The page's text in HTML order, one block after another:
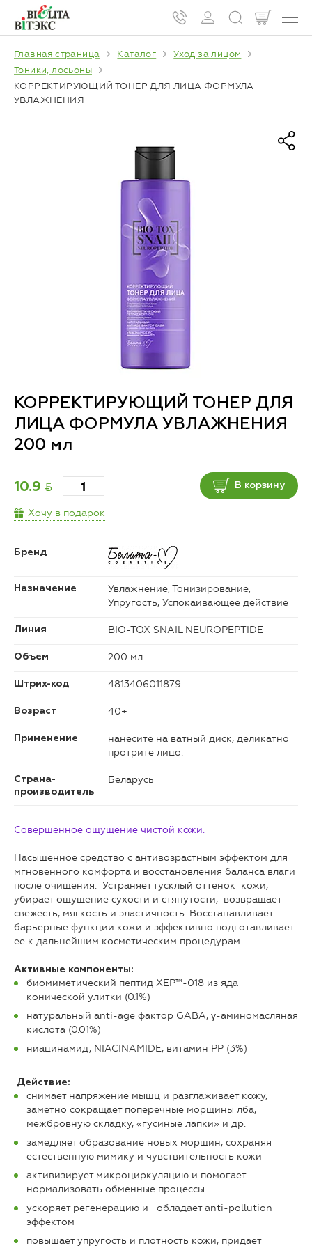
Главная страница Каталог
Уход за лицом
Тоники, лосьоны
КОРРЕКТИРУЮЩИЙ ТОНЕР ДЛЯ ЛИЦА ФОРМУЛА
УВЛАЖНЕНИЯ
КОРРЕКТИРУЮЩИЙ ТОНЕР ДЛЯ
ЛИЦА ФОРМУЛА УВЛАЖНЕНИЯ
200 мл
10.9 BYN В корзину
Хочу в подарок
Бренд
Назначение
Увлажнение, Тонизирование,
Упругость, Успокаивающее действие
Линия BIO-TOX SNAIL NEUROPEPTIDE
Объем 200 мл
Штрих-код 4813406011879
Возраст 40+
Применение
нанесите на ватный диск, деликатно
протрите лицо.
Страна-
производитель
Беларусь
Совершенное ощущение чистой кожи.
Насыщенное средство с антивозрастным эффектом для
мгновенного комфорта и восстановления баланса влаги
после очищения. Устраняет тусклый оттенок кожи,
убирает ощущение сухости и стянутости, возвращает
свежесть, мягкость и эластичность. Восстанавливает
барьерные функции кожи и эффективно подготавливает
ее к дальнейшим косметическим процедурам.
Активные компоненты:
биомиметический пептид ХЕР™-018 из яда
конической улитки (0.1%)
натуральный anti-age фактор GABA, γ-аминомасляная
кислота (0.01%)
ниацинамид, NIACINAMIDE, витамин РР (3%)
Действие:
снимает напряжение мышц и разглаживает кожу,
заметно сокращает поперечные морщины лба,
межбровную складку, «гусиные лапки» и др.
замедляет образование новых морщин, сохраняя
естественную мимику и чувствительность кожи
активизирует микроциркуляцию и помогает
нормализовать обменные процессы
ускоряет регенерацию и обладает anti-pollution
эффектом
повышает упругость и плотность кожи, придает